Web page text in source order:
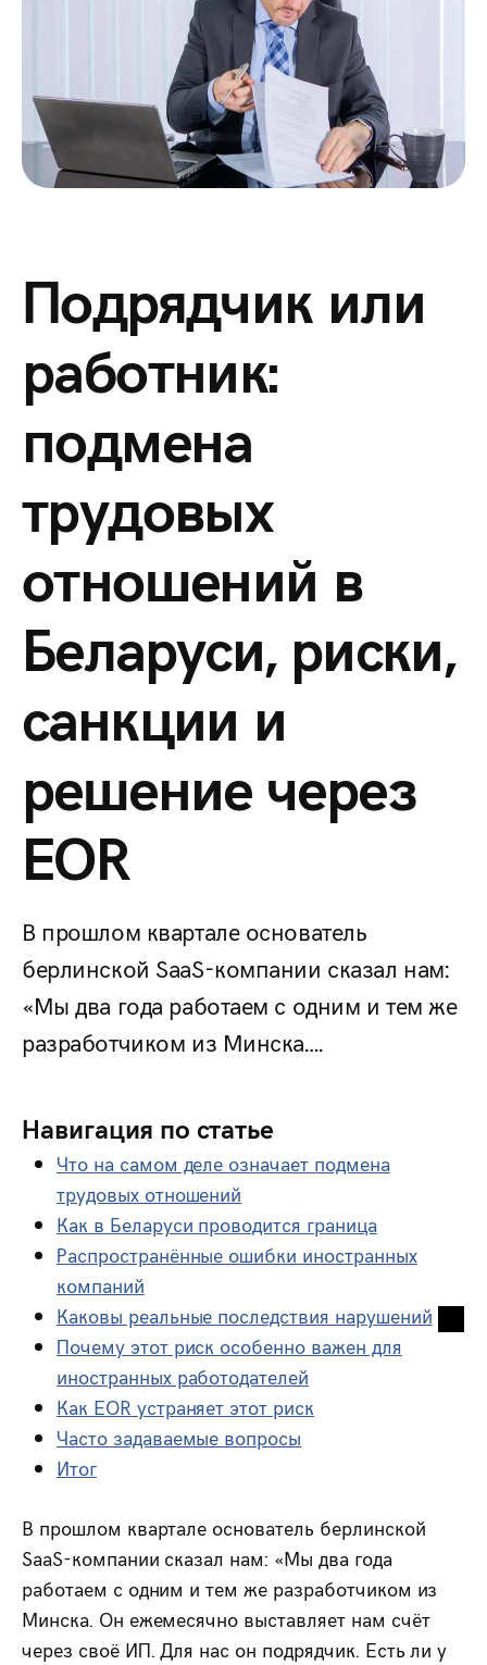
Подрядчик или
работник:
подмена
трудовых
отношений в
Беларуси, риски,
санкции и
решение через
EOR
В прошлом квартале основатель
берлинской SaaS-компании сказал нам:
«Мы два года работаем с одним и тем же
разработчиком из Минска….
Навигация по статье
Что на самом деле означает подмена
трудовых отношений
Как в Беларуси проводится граница
Распространённые ошибки иностранных
компаний
Каковы реальные последствия нарушений
Почему этот риск особенно важен для
иностранных работодателей
Как EOR устраняет этот риск
Часто задаваемые вопросы
Итог
В прошлом квартале основатель берлинской
SaaS-компании сказал нам: «Мы два года
работаем с одним и тем же разработчиком из
Минска. Он ежемесячно выставляет нам счёт
через своё ИП. Для нас он подрядчик. Есть ли у